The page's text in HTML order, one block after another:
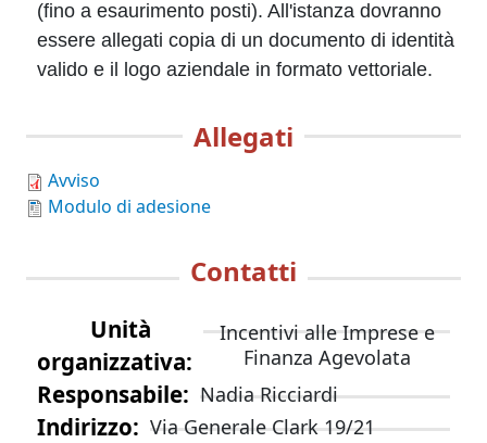
(fino a esaurimento posti). All'istanza dovranno
essere allegati copia di un documento di identità
valido e il logo aziendale in formato vettoriale.
Allegati
Avviso
Modulo di adesione
Contatti
Unità
organizzativa
Incentivi alle Imprese e
Finanza Agevolata
Responsabile Nadia Ricciardi
Indirizzo Via Generale Clark 19/21